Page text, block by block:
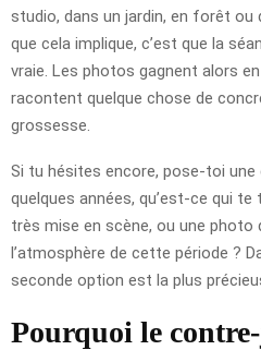
studio, dans un jardin, en forêt ou
que cela implique, c’est que la
vraie. Les photos gagnent alors
racontent quelque chose de
grossesse.
Si tu hésites encore, pose-toi une
quelques années, qu’est-ce qui
très mise en scène, ou une photo
l’atmosphère de cette période ?
seconde option est la plus
Pourquoi le